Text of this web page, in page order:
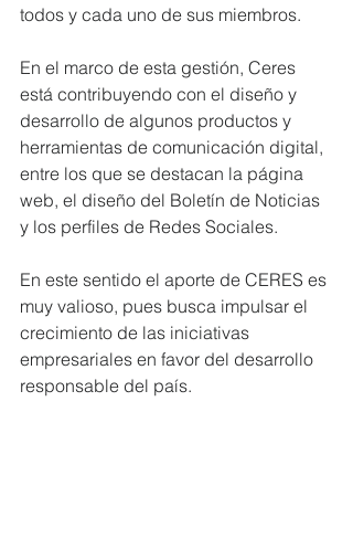
todos y cada uno de sus miembros.
En el marco de esta gestión, Ceres
está contribuyendo con el diseño y
desarrollo de algunos productos y
herramientas de comunicación digital,
entre los que se destacan la página
web, el diseño del Boletín de Noticias
y los perfiles de Redes Sociales.
En este sentido el aporte de CERES es
muy valioso, pues busca impulsar el
crecimiento de las iniciativas
empresariales en favor del desarrollo
responsable del país.